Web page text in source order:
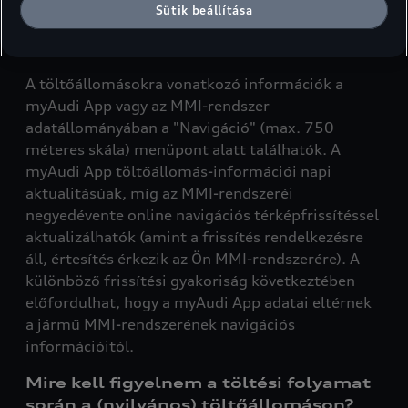
Hol találhatok információt a
töltőállomásokról, és mennyire
aktuálisak?
A töltőállomásokra vonatkozó információk a
myAudi App vagy az MMI-rendszer
adatállományában a "Navigáció" (max. 750
méteres skála) menüpont alatt találhatók. A
myAudi App töltőállomás-információi napi
aktualitásúak, míg az MMI-rendszeréi
negyedévente online navigációs térképfrissítéssel
aktualizálhatók (amint a frissítés rendelkezésre
áll, értesítés érkezik az Ön MMI-rendszerére). A
különböző frissítési gyakoriság következtében
előfordulhat, hogy a myAudi App adatai eltérnek
a jármű MMI-rendszerének navigációs
információitól.
Mire kell figyelnem a töltési folyamat
során a (nyilvános) töltőállomáson?
Sütik beállítása